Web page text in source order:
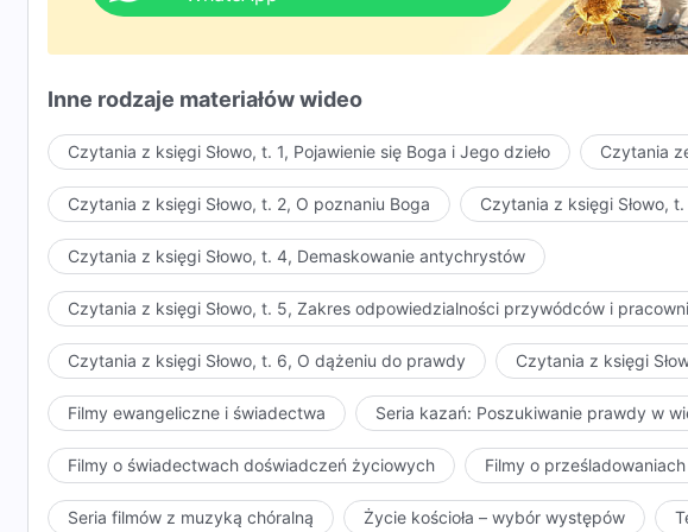
27:36 Studentka studiów magisterskich Lin Xiuwen aresztowana i
ze szkoły, ze zrujnowanymi perspektywami zawodowymi
30:51 Uwagi końcowe
Inne rodzaje materiałów wideo
Czytania z księgi Słowo, t. 1, Pojawienie się Boga i Jego dzieło Czytania
Czytania z księgi Słowo, t. 2, O poznaniu Boga Czytania z księgi Słowo,
Czytania z księgi Słowo, t. 4, Demaskowanie antychrystów
Czytania z księgi Słowo, t. 5, Zakres odpowiedzialności przywódców i
Czytania z księgi Słowo, t. 6, O dążeniu do prawdy Czytania z księgi
Filmy ewangeliczne i świadectwa Seria kazań: Poszukiwanie prawdy w
Filmy o świadectwach doświadczeń życiowych Filmy o
Seria filmów z muzyką chóralną Życie kościoła – wybór występów